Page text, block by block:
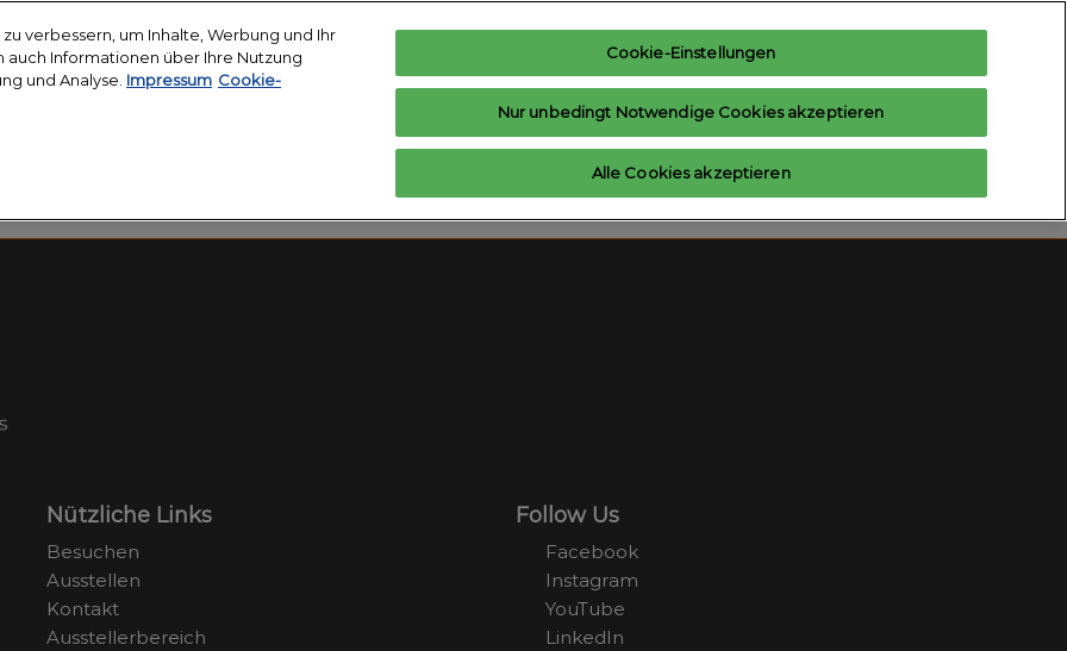
Deutsch Interesse anmelden Aussteller anfragen
Aussteller-Hub
Nützliche Links
Besuchen
Ausstellen
Kontakt
Ausstellerbereich
Follow Us
Facebook
Instagram
YouTube
LinkedIn
verbessern, um Inhalte, Werbung und Ihr
auch Informationen über Ihre Nutzung
und Analyse. Impressum Cookie-
Cookie-Einstellungen
Nur unbedingt Notwendige Cookies akzeptieren
Alle Cookies akzeptieren